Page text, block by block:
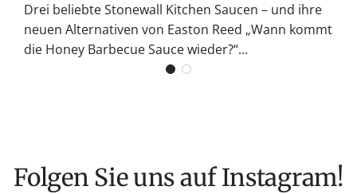
Drei beliebte Stonewall Kitchen Saucen – und ihre
neuen Alternativen von Easton Reed „Wann kommt
die Honey Barbecue Sauce wieder?“...
Folgen Sie uns auf Instagram!